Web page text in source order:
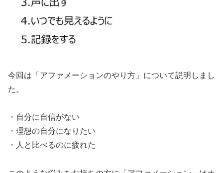
今回は「アファメーションのやり方」について説明しまし
た。
・自分に自信がない
・理想の自分になりたい
・人と比べるのに疲れた